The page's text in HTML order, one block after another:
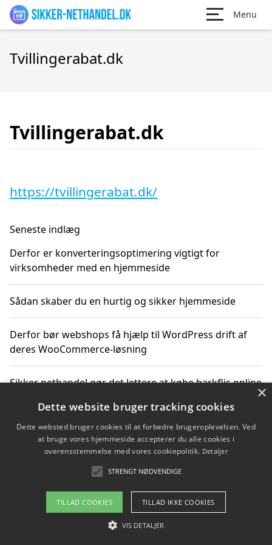
Menu
Tvillingerabat.dk
Tvillingerabat.dk
https://tvillingerabat.dk/
Seneste indlæg
Derfor er konverteringsoptimering vigtigt for
virksomheder med en hjemmeside
Sådan skaber du en hurtig og sikker hjemmeside
Derfor bør webshops få hjælp til WordPress drift af
deres WooCommerce-løsning
Sikker nethandel gør det lettere at købe barkflis online
Ting du bør vide før du vælger webbureau i Aarhus
Copyright 2026 - Pilanto Aps
Om / kontakt
Blog Betingelser
×
Dette website bruger tracking cookies
Dette websted bruger cookies til at forbedre brugeroplevelsen. Ved
at bruge vores hjemmeside accepterer du alle cookies i
overensstemmelse med vores cookiepolitik. Detaljer
STRENGT NØDVENDIGE
TILLAD COOKIES TILLAD IKKE COOKIES
VIS DETALJER